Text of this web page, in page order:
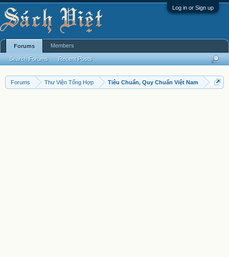
Log in or Sign up
Forums Thư Viện Tổng Hợp Tiêu Chuẩn, Quy Chuẩn Việt Nam
Forums
Search Forums Recent Posts
Members